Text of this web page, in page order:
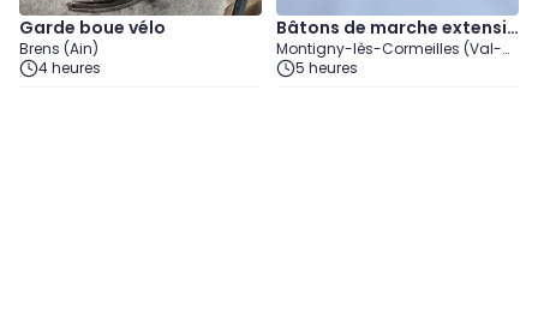
Garde boue vélo
Brens (Ain)
4 heures
Bâtons de marche extensib
les jusque 1m30
Montigny-lès-Cormeilles (Val-
d'Oise)
5 heures